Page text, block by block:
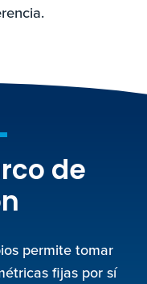
de
permite tomar
fijas por sí